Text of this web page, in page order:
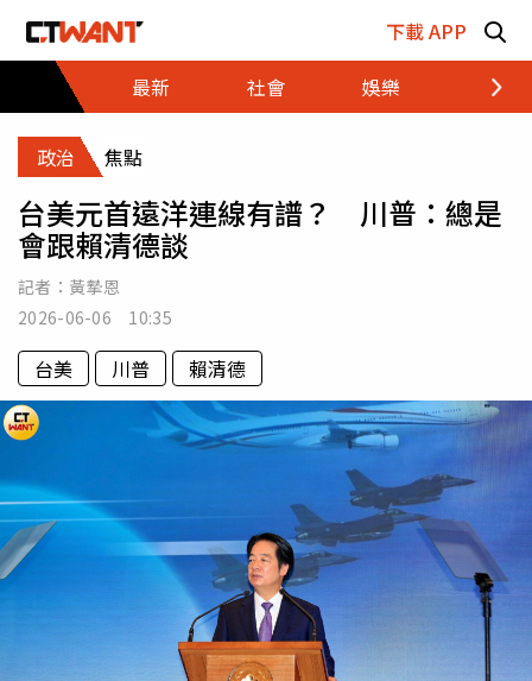
下載 APP
最新
社會 娛樂 財經
政治 焦點
台美元首遠洋連線有譜？ 川普：總是
會跟賴清德談
記者： 黃摯恩
2026-06-06 10:35
台美 川普 賴清德